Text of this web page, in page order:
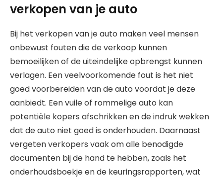
verkopen van je auto
Bij het verkopen van je auto maken veel mensen
onbewust fouten die de verkoop kunnen
bemoeilijken of de uiteindelijke opbrengst kunnen
verlagen. Een veelvoorkomende fout is het niet
goed voorbereiden van de auto voordat je deze
aanbiedt. Een vuile of rommelige auto kan
potentiële kopers afschrikken en de indruk wekken
dat de auto niet goed is onderhouden. Daarnaast
vergeten verkopers vaak om alle benodigde
documenten bij de hand te hebben, zoals het
onderhoudsboekje en de keuringsrapporten, wat